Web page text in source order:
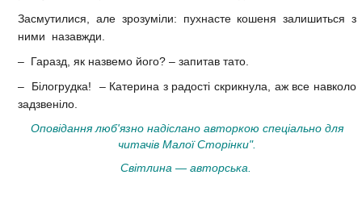
Засмутилися, але зрозуміли: пухнасте кошеня залишиться з
ними назавжди.
– Гаразд, як назвемо його? – запитав тато.
– Білогрудка! – Катерина з радості скрикнула, аж все навколо
задзвеніло.
Оповідання люб'язно надіслано авторкою спеціально для
читачів Малої Сторінки".
Світлина — авторська.